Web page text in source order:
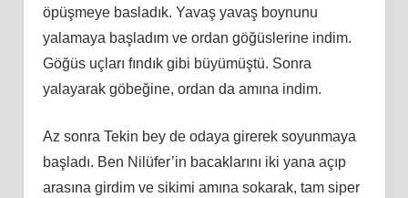
öpüşmeye basladık. Yavaş yavaş boynunu
yalamaya başladım ve ordan göğüslerine indim.
Göğüs uçları fındık gibi büyümüştü. Sonra
yalayarak göbeğine, ordan da amına indim.
Az sonra Tekin bey de odaya girerek soyunmaya
başladı. Ben Nilüfer’in bacaklarını iki yana açıp
arasına girdim ve sikimi amına sokarak, tam siper